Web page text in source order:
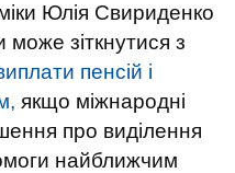
Юлія Свириденко
зіткнутися з
пенсій і
якщо міжнародні
про виділення
найближчим